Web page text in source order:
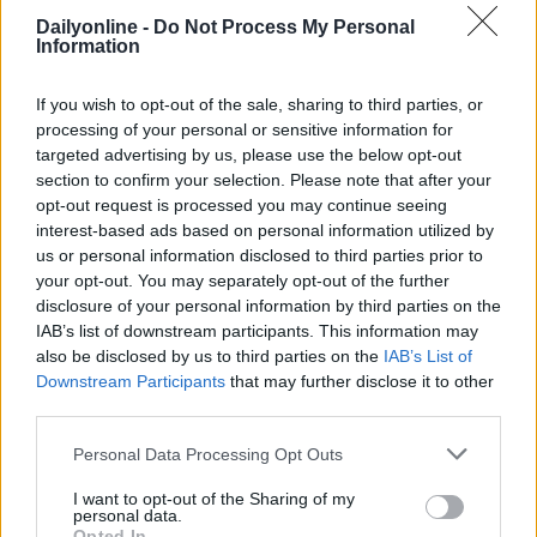
Dailyonline - Do Not Process My Personal
Information
If you wish to opt-out of the sale, sharing to third parties, or
processing of your personal or sensitive information for
targeted advertising by us, please use the below opt-out
section to confirm your selection. Please note that after your
opt-out request is processed you may continue seeing
interest-based ads based on personal information utilized by
us or personal information disclosed to third parties prior to
your opt-out. You may separately opt-out of the further
disclosure of your personal information by third parties on the
IAB’s list of downstream participants. This information may
also be disclosed by us to third parties on the IAB’s List of
Downstream Participants that may further disclose it to other
Personal Data Processing Opt Outs
I want to opt-out of the Sharing of my
personal data.
Matteo Zambon, product evangelist diStape
e co-
fondatore diTag Manager Italia
Cassandra; Emanuele Urbani, head of operations di
SEED Digital;Ilaria Bellettini, marketing manager di
t.bd (think by diennea) ;Gabriele Contilli, general
manager diISPD Italia.
A rafforzare il profilo internazionale dell'evento
arriveranno inoltre
Lukas Grebe , senior lead digital
analytics con un passato inUNICEF, eLukáš Čech,
digital analytics manager diDHL . I loro interventi
saranno tradotti in tempo reale e offriranno una
prospettiva maturata all'interno di organizzazioni
"I feedback raccolti dopo le ultime edizioni sono chiari:
serve sempre più spazio per
strategie di analisi e
gestione dei dati
con un impatto concreto sul